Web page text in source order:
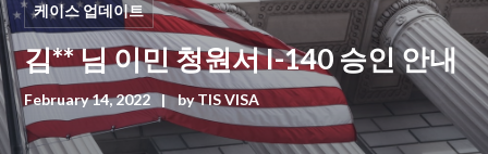
케이스 업데이트
김** 님 이민 청원서 I-140 승인 안내
February 14, 2022 byTIS VISA